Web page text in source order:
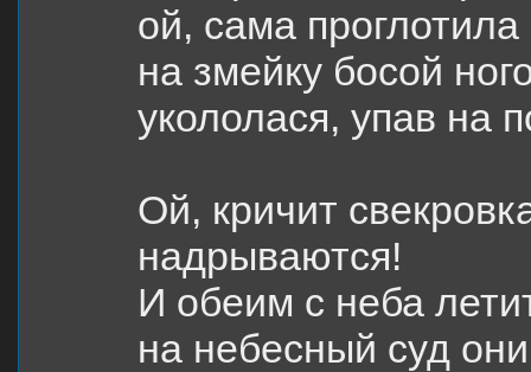
ой, сама
на змейку босой
укололася, упав на
Ой, кричит
надрываются!
И обеим с неба
на небесный суд